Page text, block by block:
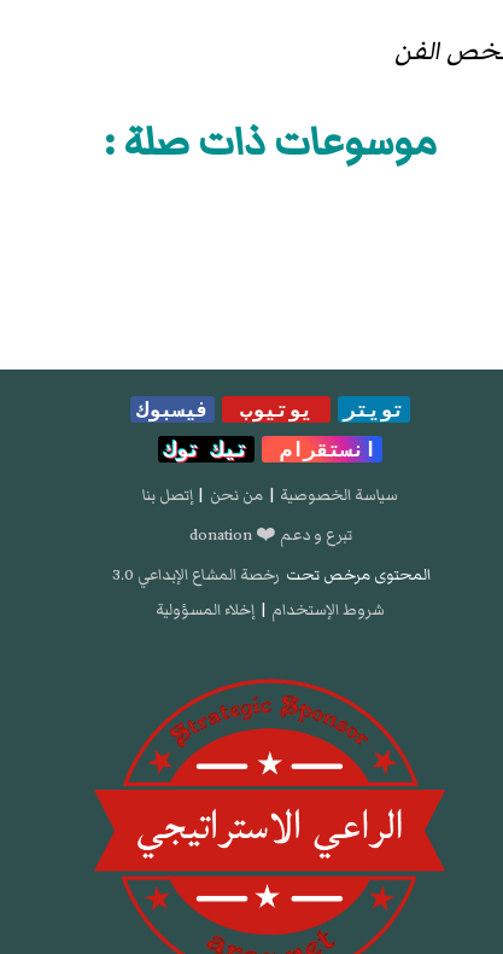
تخص الفن
موسوعات ذات صلة :
تويتر يوتيوب
فيسبوك
انستقرام
تيك توك
سياسة الخصوصية | من نحن | إتصل بنا
تبرع و دعم ❤️ donation
المحتوى مرخص تحت رخصة المشاع الإبداعي 3.0
شروط الإستخدام | إخلاء المسؤولية